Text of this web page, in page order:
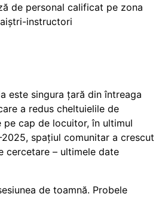
de personal calificat pe zona
instructori
este singura țară din întreaga
a redus cheltuielile de
pe cap de locuitor, în ultimul
spațiul comunitar a crescut
cercetare – ultimele date
de toamnă. Probele